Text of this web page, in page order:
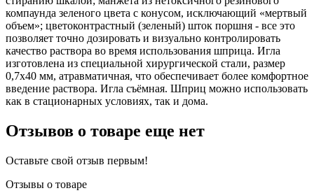
компаунда зеленого цвета с конусом, исключающий «мертвый
объем»; цветоконтрастный (зеленый) шток поршня - все это
позволяет точно дозировать и визуально контролировать
качество раствора во время использования шприца. Игла
изготовлена из специальной хирургической стали, размер
0,7х40 мм, атравматичная, что обеспечивает более комфортное
введение раствора. Игла съёмная. Шприц можно использовать
как в стационарных условиях, так и дома.
Отзывов о товаре еще нет
Оставьте свой отзыв первым!
Отзывы о товаре